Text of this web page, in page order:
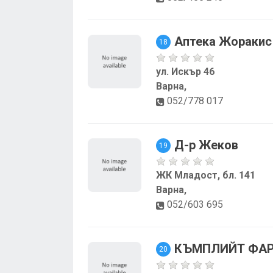
18 Аптека Жоракис
ул. Искър 46
Варна,
052/778 017
19 Д-р Жеков
ЖК Младост, бл. 141
Варна,
052/603 695
20 КЪМПЛИЙТ